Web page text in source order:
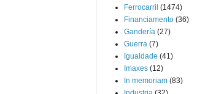
Ferrocarril (1474)
Financiamento (36)
Gandería (27)
Guerra (7)
Igualdade (41)
Imaxes (12)
In memoriam (83)